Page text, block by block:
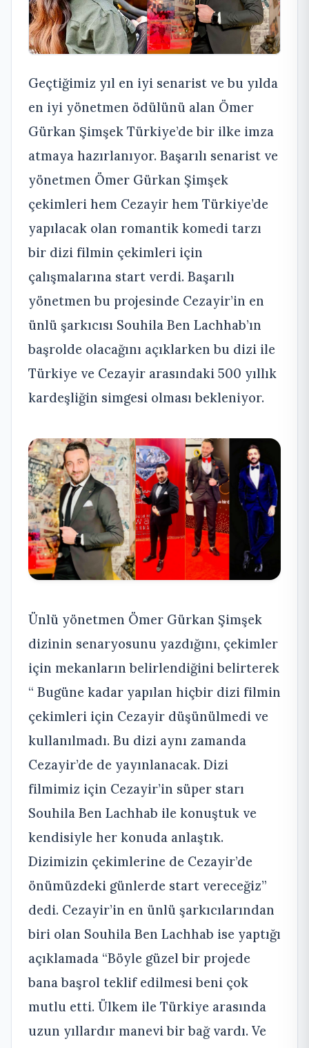
Geçtiğimiz yıl en iyi senarist ve bu yılda
en iyi yönetmen ödülünü alan Ömer
Gürkan Şimşek Türkiye’de bir ilke imza
atmaya hazırlanıyor. Başarılı senarist ve
yönetmen Ömer Gürkan Şimşek
çekimleri hem Cezayir hem Türkiye’de
yapılacak olan romantik komedi tarzı
bir dizi filmin çekimleri için
çalışmalarına start verdi. Başarılı
yönetmen bu projesinde Cezayir’in en
ünlü şarkıcısı Souhila Ben Lachhab’ın
başrolde olacağını açıklarken bu dizi ile
Türkiye ve Cezayir arasındaki 500 yıllık
kardeşliğin simgesi olması bekleniyor.
Ünlü yönetmen Ömer Gürkan Şimşek
dizinin senaryosunu yazdığını, çekimler
için mekanların belirlendiğini belirterek
“ Bugüne kadar yapılan hiçbir dizi filmin
çekimleri için Cezayir düşünülmedi ve
kullanılmadı. Bu dizi aynı zamanda
Cezayir’de de yayınlanacak. Dizi
filmimiz için Cezayir’in süper starı
Souhila Ben Lachhab ile konuştuk ve
kendisiyle her konuda anlaştık.
Dizimizin çekimlerine de Cezayir’de
önümüzdeki günlerde start vereceğiz”
dedi. Cezayir’in en ünlü şarkıcılarından
biri olan Souhila Ben Lachhab ise yaptığı
açıklamada “Böyle güzel bir projede
bana başrol teklif edilmesi beni çok
mutlu etti. Ülkem ile Türkiye arasında
uzun yıllardır manevi bir bağ vardı. Ve